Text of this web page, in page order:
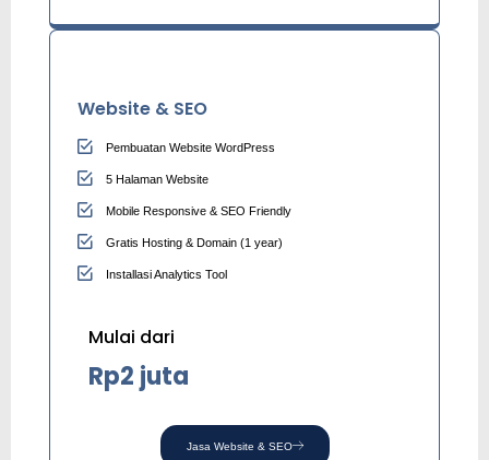
Website & SEO
Pembuatan Website WordPress
5 Halaman Website
Mobile Responsive & SEO Friendly
Gratis Hosting & Domain (1 year)
Installasi Analytics Tool
Mulai dari
Rp2 juta
Jasa Website & SEO